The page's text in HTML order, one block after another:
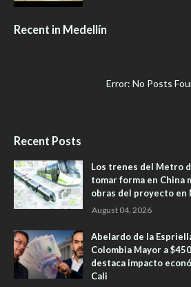
Recent in Medellín
Error: No Posts
Recent Posts
Los trenes del Metro
tomar forma en China
obras del proyecto en
August 04, 2026
Abelardo de la
Colombia Mayor a
destaca impacto
Cali